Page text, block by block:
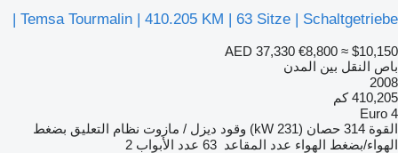
Temsa Tourmalin | 410.205 KM | 63 Sitze | Schaltgetriebe |
AED 37,330 €8,800 ≈ $10,150
باص النقل بين المدن
2008
410,205 كم
Euro 4
القوة 314 حصان (231 kW) وقود ديزل / مازوت نظام التعليق بضغط
الهواء/بضغط الهواء عدد المقاعد 63 عدد الأبواب 2